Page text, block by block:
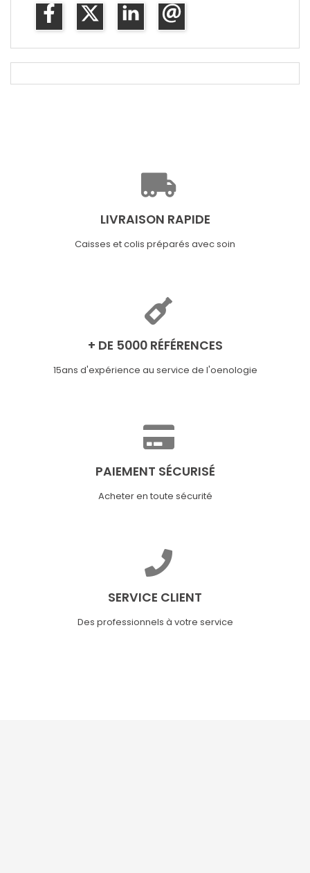
LIVRAISON RAPIDE
Caisses et colis préparés avec soin
+ DE 5000 RÉFÉRENCES
15ans d'expérience au service de l'oenologie
PAIEMENT SÉCURISÉ
Acheter en toute sécurité
SERVICE CLIENT
Des professionnels à votre service